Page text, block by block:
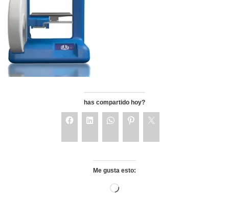
has compartido hoy?
Me gusta esto: